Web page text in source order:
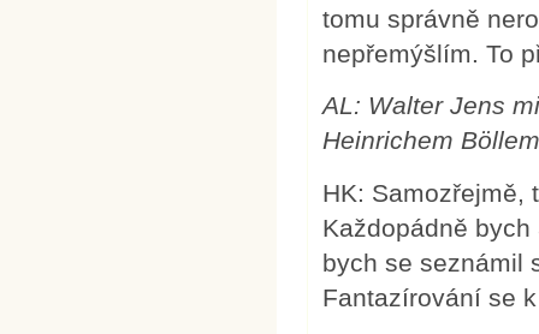
tomu správně
nepřemýšlím. To
AL: Walter Jens
Heinrichem
HK: Samozřejmě,
Každopádně
bych se seznámil
Fantazírování se